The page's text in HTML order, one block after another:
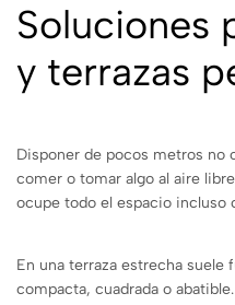
Soluciones
y terrazas
Disponer de pocos metros no
comer o tomar algo al aire
ocupe todo el espacio incluso
En una terraza estrecha suele
compacta, cuadrada o